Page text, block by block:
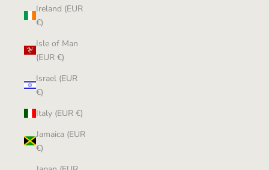
Ireland (EUR
€)
Isle of Man
(EUR €)
Israel (EUR
€)
Italy (EUR €)
Jamaica (EUR
€)